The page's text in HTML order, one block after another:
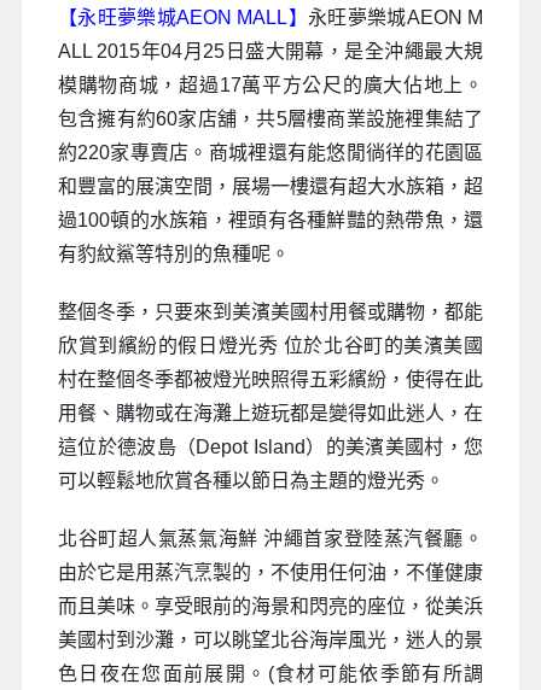
【永旺夢樂城AEON MALL】永旺夢樂城AEON M
ALL 2015年04月25日盛大開幕，是全沖繩最大規
模購物商城，超過17萬平方公尺的廣大佔地上。
包含擁有約60家店舖，共5層樓商業設施裡集結了
約220家專賣店。商城裡還有能悠閒徜徉的花園區
和豐富的展演空間，展場一樓還有超大水族箱，超
過100頓的水族箱，裡頭有各種鮮豔的熱帶魚，還
有豹紋鯊等特別的魚種呢。
整個冬季，只要來到美濱美國村用餐或購物，都能
欣賞到繽紛的假日燈光秀 位於北谷町的美濱美國
村在整個冬季都被燈光映照得五彩繽紛，使得在此
用餐、購物或在海灘上遊玩都是變得如此迷人，在
這位於德波島（Depot Island）的美濱美國村，您
可以輕鬆地欣賞各種以節日為主題的燈光秀。
北谷町超人氣蒸氣海鮮 沖繩首家登陸蒸汽餐廳。
由於它是用蒸汽烹製的，不使用任何油，不僅健康
而且美味。享受眼前的海景和閃亮的座位，從美浜
美國村到沙灘，可以眺望北谷海岸風光，迷人的景
色日夜在您面前展開。(食材可能依季節有所調